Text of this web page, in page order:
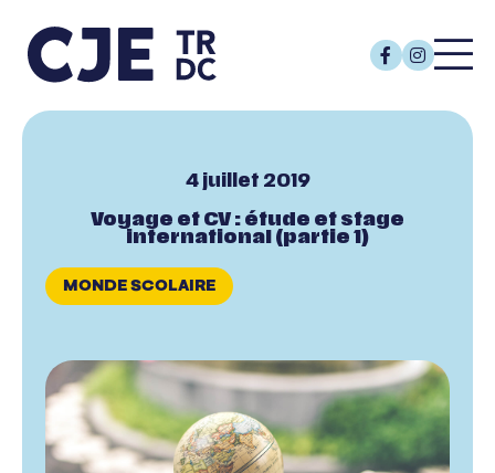
4 juillet 2019
Voyage et CV : étude et stage
international (partie 1)
MONDE SCOLAIRE